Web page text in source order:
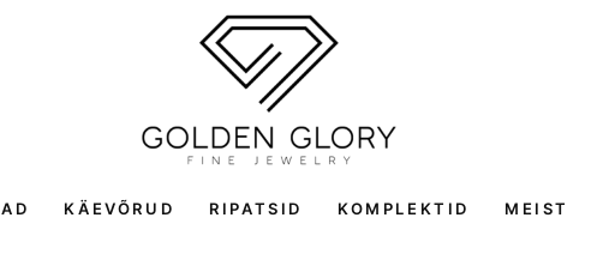
KÄEVÕRUD RIPATSID KOMPLEKTID MEIST